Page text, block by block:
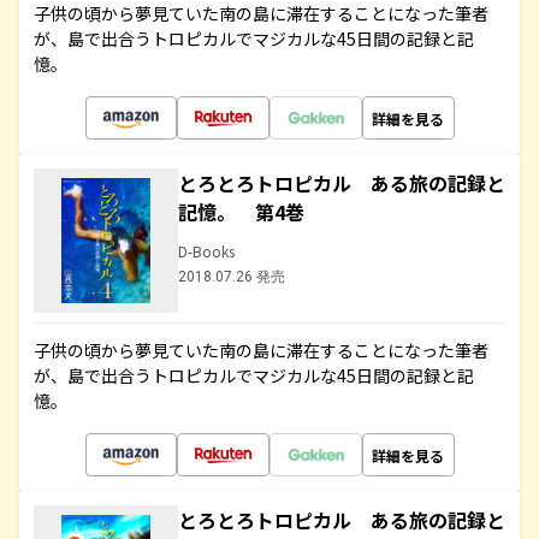
子供の頃から夢見ていた南の島に滞在することになった筆者
が、島で出合うトロピカルでマジカルな45日間の記録と記
憶。
詳細を見る
とろとろトロピカル ある旅の記録と
記憶。 第4巻
D-Books
2018.07.26 発売
子供の頃から夢見ていた南の島に滞在することになった筆者
が、島で出合うトロピカルでマジカルな45日間の記録と記
憶。
詳細を見る
とろとろトロピカル ある旅の記録と